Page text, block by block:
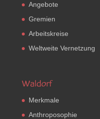
Angebote
Gremien
Arbeitskreise
Weltweite Vernetzung
Waldorf
Merkmale
Anthroposophie